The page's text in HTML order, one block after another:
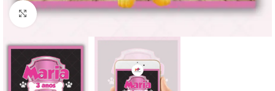
Clique para ampliar